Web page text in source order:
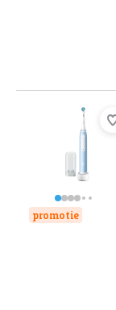
promotie
Beoordeling is 8,6